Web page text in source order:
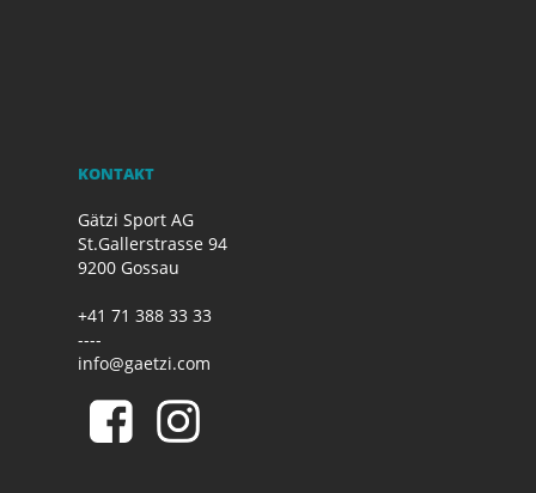
KONTAKT
Gätzi Sport AG
St.Gallerstrasse 94
9200 Gossau
+41 71 388 33 33
----
info@gaetzi.com